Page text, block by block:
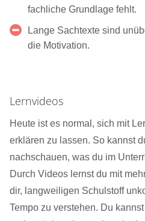
fachliche Grundlage fehlt.
Lange Sachtexte sind
die Motivation.
Lernvideos
Heute ist es normal, sich mit
erklären zu lassen. So kannst
nachschauen, was du im
Durch Videos lernst du mit
dir, langweiligen Schulstoff
Tempo zu verstehen. Du